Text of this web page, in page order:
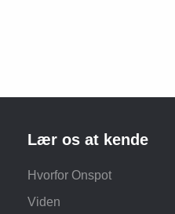
Lær os at kende
Hvorfor Onspot
Viden